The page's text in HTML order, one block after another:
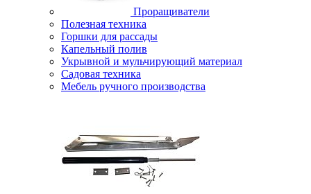
Проращиватели
Полезная техника
Горшки для рассады
Капельный полив
Укрывной и мульчирующий материал
Садовая техника
Мебель ручного производства